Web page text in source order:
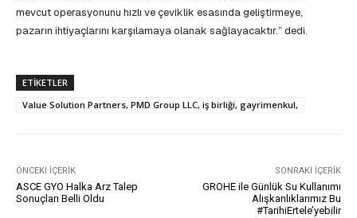
mevcut operasyonunu hızlı ve çeviklik esasında geliştirmeye,
pazarın ihtiyaçlarını karşılamaya olanak sağlayacaktır.” dedi.
ETIKETLER
Value Solution Partners, PMD Group LLC, iş birliği, gayrimenkul,
ÖNCEKI İÇERIK
ASCE GYO Halka Arz Talep
Sonuçları Belli Oldu
SONRAKI İÇERIK
GROHE ile Günlük Su Kullanımı
Alışkanlıklarımız Bu
#TarihiErtele’yebilir